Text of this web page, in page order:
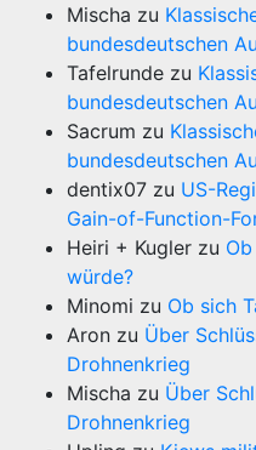
Mischa zu
bundesdeutschen
Tafelrunde zu
bundesdeutschen
Sacrum zu
bundesdeutschen
dentix07 zu US-
Gain-of-Function-
Heiri + Kugler zu
würde?
Minomi zu Ob sich
Aron zu Über
Drohnenkrieg
Mischa zu Über
Drohnenkrieg